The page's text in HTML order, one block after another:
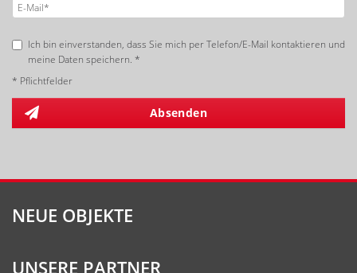
Ich bin einverstanden, dass Sie mich per Telefon/E-Mail kontaktieren und
meine Daten speichern. *
* Pflichtfelder
Absenden
NEUE OBJEKTE
UNSERE PARTNER